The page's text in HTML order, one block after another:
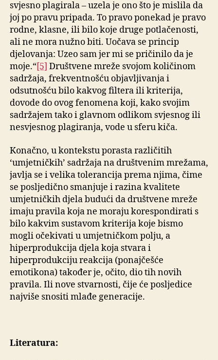
svjesno plagirala – uzela je ono što je mislila da
joj po pravu pripada. To pravo ponekad je pravo
rodne, klasne, ili bilo koje druge potlačenosti,
ali ne mora nužno biti. Uočava se princip
djelovanja: Uzeo sam jer mi se pričinilo da je
moje.“[5] Društvene mreže svojom količinom
sadržaja, frekventnošću objavljivanja i
odsutnošću bilo kakvog filtera ili kriterija,
dovode do ovog fenomena koji, kako svojim
sadržajem tako i glavnom odlikom svjesnog ili
nesvjesnog plagiranja, vode u sferu kiča.
Konačno, u kontekstu porasta različitih
‘umjetničkih’ sadržaja na društvenim mrežama,
javlja se i velika tolerancija prema njima, čime
se posljedično smanjuje i razina kvalitete
umjetničkih djela budući da društvene mreže
imaju pravila koja ne moraju korespondirati s
bilo kakvim sustavom kriterija koje bismo
mogli očekivati u umjetničkom polju, a
hiperprodukcija djela koja stvara i
hiperprodukciju reakcija (ponajčešće
emotikona) također je, očito, dio tih novih
pravila. Ili nove stvarnosti, čije će posljedice
najviše snositi mlađe generacije.
Literatura: